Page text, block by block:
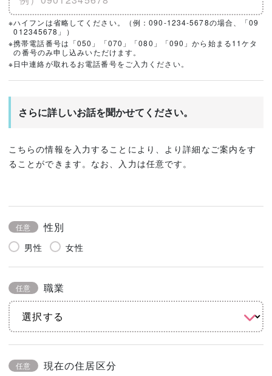
※ハイフンは省略してください。（例：090-1234-5678の場合、「09
012345678」）
※携帯電話番号は「050」「070」「080」「090」から始まる11ケタ
の番号のみ申し込みいただけます。
※日中連絡が取れるお電話番号をご入力ください。
さらに詳しいお話を聞かせてください。
こちらの情報を入力することにより、より詳細なご案内をす
ることができます。なお、入力は任意です。
任意 性別
男性 女性
任意 職業
任意 現在の住居区分